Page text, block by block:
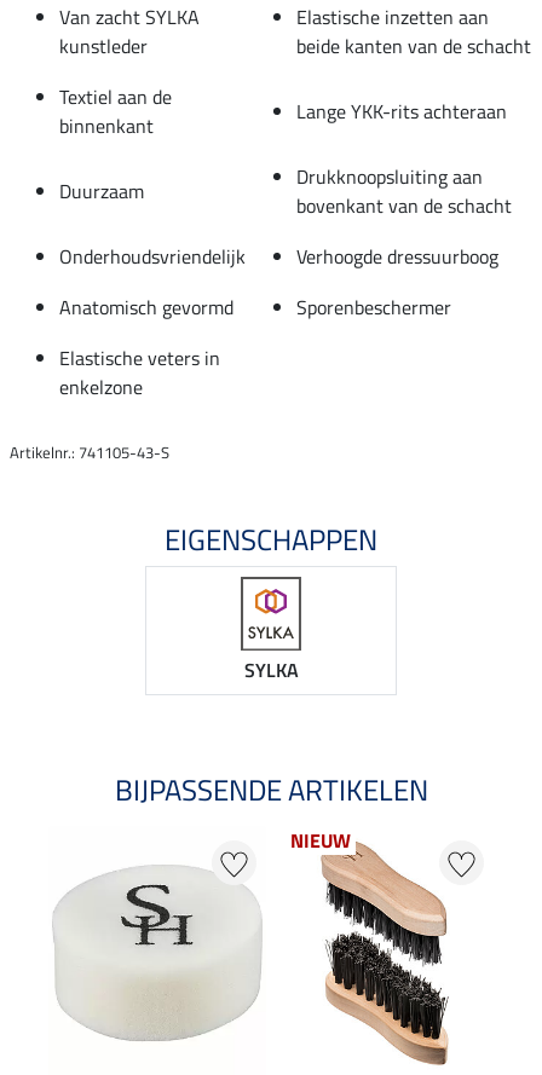
Van zacht SYLKA
kunstleder
Elastische inzetten aan
beide kanten van de schacht
Textiel aan de
binnenkant
Lange YKK-rits achteraan
Duurzaam
Drukknoopsluiting aan
bovenkant van de schacht
Onderhoudsvriendelijk
Verhoogde dressuurboog
Anatomisch gevormd
Sporenbeschermer
Elastische veters in
enkelzone
Artikelnr.: 741105-43-S
EIGENSCHAPPEN
SYLKA
BIJPASSENDE ARTIKELEN
NIEUW